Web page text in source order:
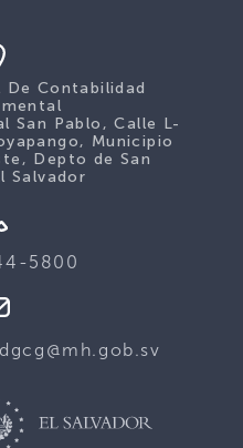
Contabilidad
San Pablo, Calle L-
Municipio
Depto de San
Salvador
5800